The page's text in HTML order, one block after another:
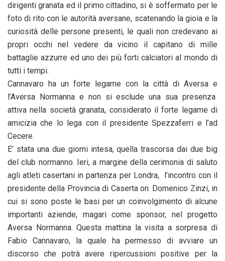
dirigenti granata ed il primo cittadino, si è soffermato per le
foto di rito con le autorità aversane, scatenando la gioia e la
curiosità delle persone presenti, le quali non credevano ai
propri occhi nel vedere da vicino il capitano di mille
battaglie azzurre ed uno dei più forti calciatori al mondo di
tutti i tempi.
Cannavaro ha un forte legame con la città di Aversa e
l’Aversa Normanna e non si esclude una sua presenza
attiva nella società granata, considerato il forte legame di
amicizia che lo lega con il presidente Spezzaferri e l’ad
Cecere.
E’ stata una due giorni intesa, quella trascorsa dai due big
del club normanno. Ieri, a margine della cerimonia di saluto
agli atleti casertani in partenza per Londra, l’incontro con il
presidente della Provincia di Caserta on. Domenico Zinzi, in
cui si sono poste le basi per un coinvolgimento di alcune
importanti aziende, magari come sponsor, nel progetto
Aversa Normanna. Questa mattina la visita a sorpresa di
Fabio Cannavaro, la quale ha permesso di avviare un
discorso che potrà avere ripercussioni positive per la